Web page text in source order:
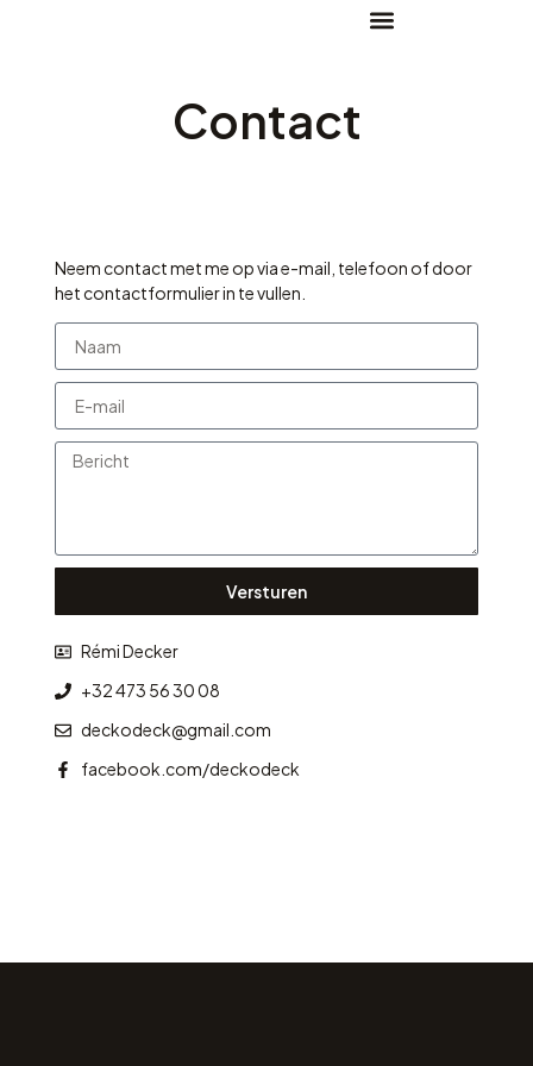
Contact
Neem contact met me op via e-mail, telefoon of door
het contactformulier in te vullen.
Versturen
Rémi Decker
+32 473 56 30 08
deckodeck@gmail.com
facebook.com/deckodeck